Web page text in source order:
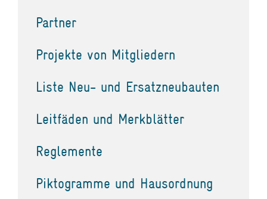
Partner
Projekte von Mitgliedern
Liste Neu- und Ersatzneubauten
Leitfäden und Merkblätter
Reglemente
Piktogramme und Hausordnung